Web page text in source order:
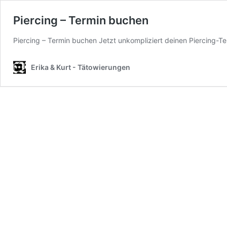
Piercing – Termin buchen
Piercing – Termin buchen Jetzt unkompliziert deinen Piercing-
Erika & Kurt - Tätowierungen